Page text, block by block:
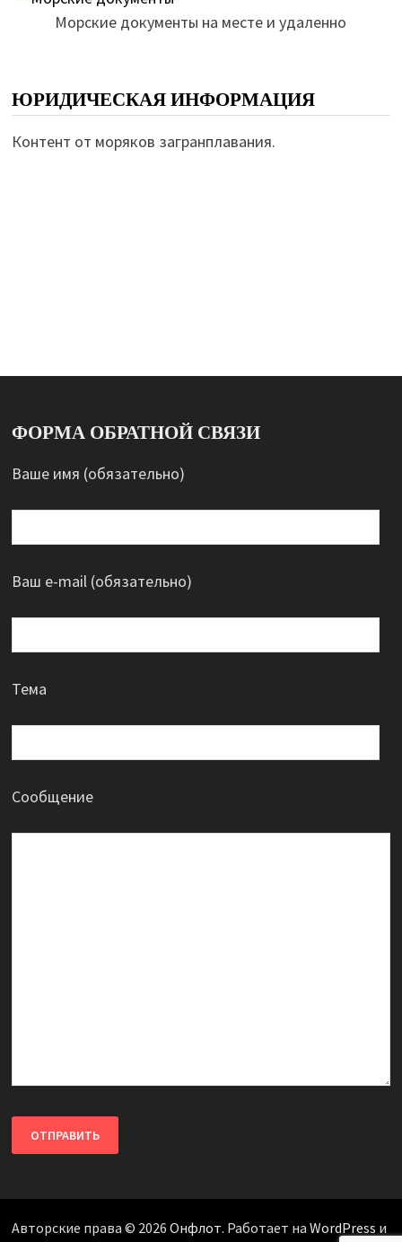
Морские документы на месте и удаленно
ЮРИДИЧЕСКАЯ ИНФОРМАЦИЯ
Контент от моряков загранплавания.
ФОРМА ОБРАТНОЙ СВЯЗИ
Ваше имя (обязательно)
Ваш e-mail (обязательно)
Тема
Сообщение
Авторские права © 2026 Онфлот. Работает на WordPress и